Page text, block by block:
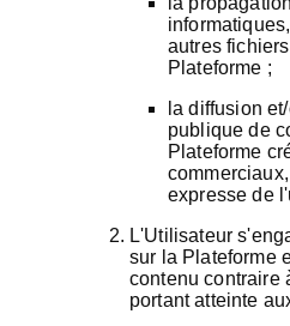
autres
Plateforme ;
la diffusion
publique de
Plateforme
expresse de
L'Utilisateur
sur la Plateforme
contenu contraire
portant atteinte